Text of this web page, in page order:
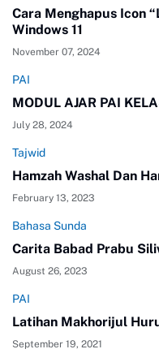
Cara Menghapus Icon
Windows 11
November 07, 2024
PAI
MODUL AJAR PAI
July 28, 2024
Tajwid
Hamzah Washal Dan
February 13, 2023
Bahasa Sunda
Carita Babad Prabu
August 26, 2023
PAI
Latihan Makhorijul
September 19, 2021